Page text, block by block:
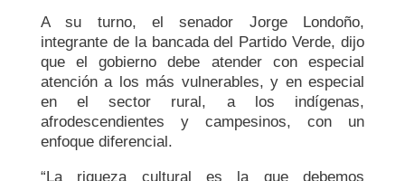
A su turno, el senador Jorge Londoño,
integrante de la bancada del Partido Verde, dijo
que el gobierno debe atender con especial
atención a los más vulnerables, y en especial
en el sector rural, a los indígenas,
afrodescendientes y campesinos, con un
enfoque diferencial.
“La riqueza cultural es la que debemos